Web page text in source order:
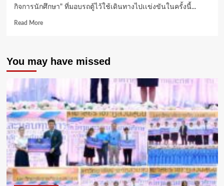
กิจการนักศึกษา" ที่มอบรถตู้ไว้ใช้เดินทางไปเเข่งขันในครั้งนี้...
Read MoreRead
โต๊ะ
เล็ก
ม.ศิลปากร
กำลัง
ใจ
สู้
ศึก
ฟุต
ซอ
ล
อุดมศึกษา
“กรม
พลศึกษา-
You may have missed